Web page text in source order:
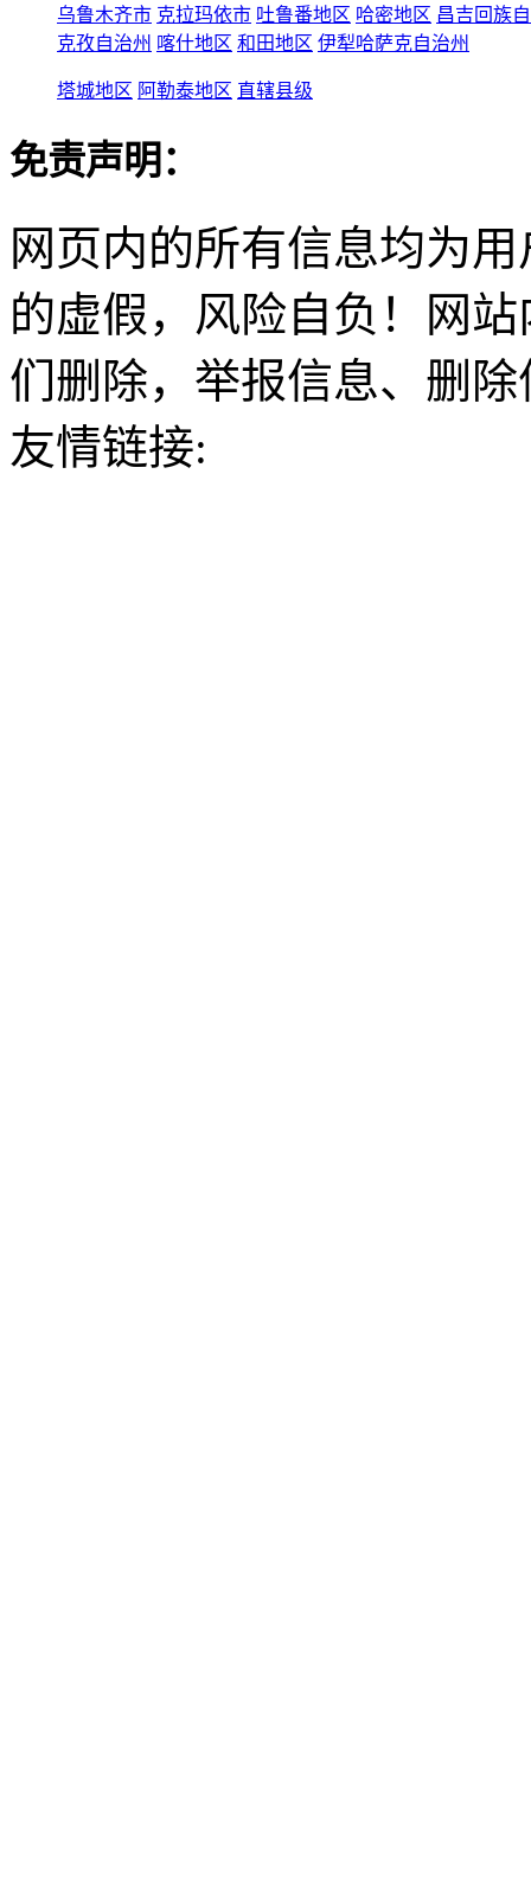
乌鲁木齐市 克拉玛依市 吐鲁番地区 哈密地区 昌吉回族
克孜自治州 喀什地区 和田地区 伊犁哈萨克自治州
塔城地区 阿勒泰地区 直辖县级
免责声明：
网页内的所有信息均为
的虚假，风险自负！网
们删除，举报信息、删
友情链接: